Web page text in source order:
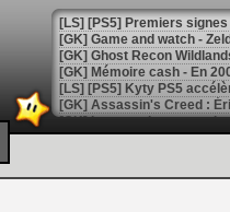
[LS] [PS5] Premiers
[Mo5] DOOM arrive en
[GK] Bethesda fête les 30
[GK] Roblox : l'action en